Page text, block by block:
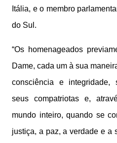
Itália, e o membro
do Sul.
“Os homenageados
Dame, cada um à sua
consciência e integridade,
seus compatriotas e,
mundo inteiro, quando se
justiça, a paz, a verdade e a